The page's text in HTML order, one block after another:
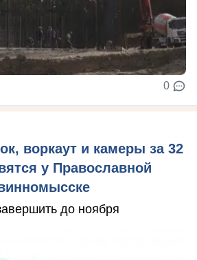
0
воркаут и камеры за 32
у Православной
до ноября